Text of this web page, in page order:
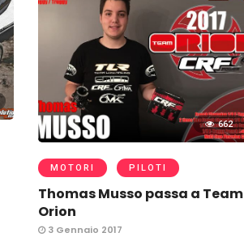
662
MOTORI PILOTI
Thomas Musso passa a Team
Orion
3 Gennaio 2017